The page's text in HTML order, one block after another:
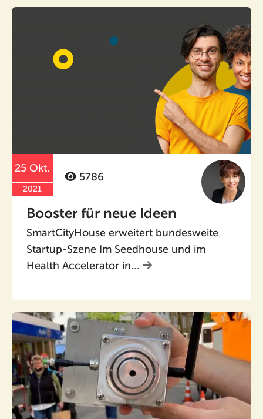
25 Okt.
2021
5786
Booster für neue Ideen
SmartCityHouse erweitert bundesweite
Startup-Szene Im Seedhouse und im
Health Accelerator in...